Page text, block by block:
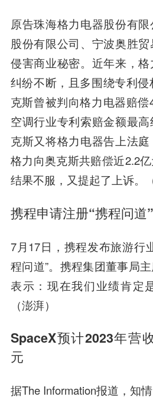
原告珠海格力电器股份有
股份有限公司、宁波奥胜
侵害商业秘密。近年来，
纠纷不断，且多围绕专利
克斯曾被判向格力电器赔
空调行业专利索赔金额最
克斯又将格力电器告上法
格力向奥克斯共赔偿近2.2
结果不服，又提起了上诉。
携程申请注册“携程问道
7月17日，携程发布旅游行
程问道”。携程集团董事局
表示：现在我们业绩肯定
（澎湃）
SpaceX预计2023年营
元
据The Information报道，知